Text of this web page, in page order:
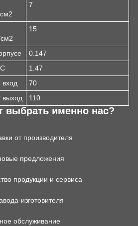
7
15
0.147
1.47
вход
70
выход
110
выбрать именно нас?
от производителя
предложения
продукции и сервиса
изготовителя
обслуживание